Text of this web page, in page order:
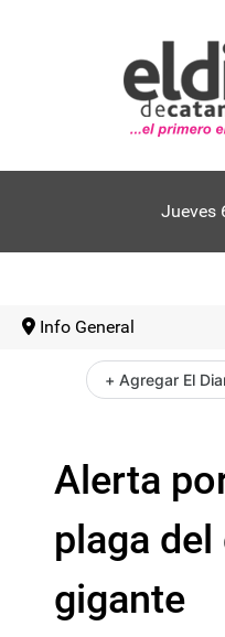
Jueves
Info General
+ Agregar El
Alerta
plaga del
gigante